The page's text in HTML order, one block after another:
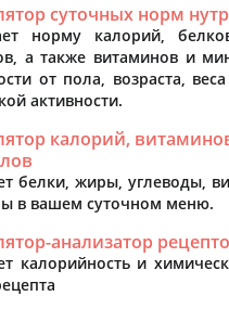
суточных норм
норму калорий,
а также витаминов и
от пола, возраста,
активности.
калорий,
белки, жиры, углеводы,
в вашем суточном меню.
анализатор
калорийность и